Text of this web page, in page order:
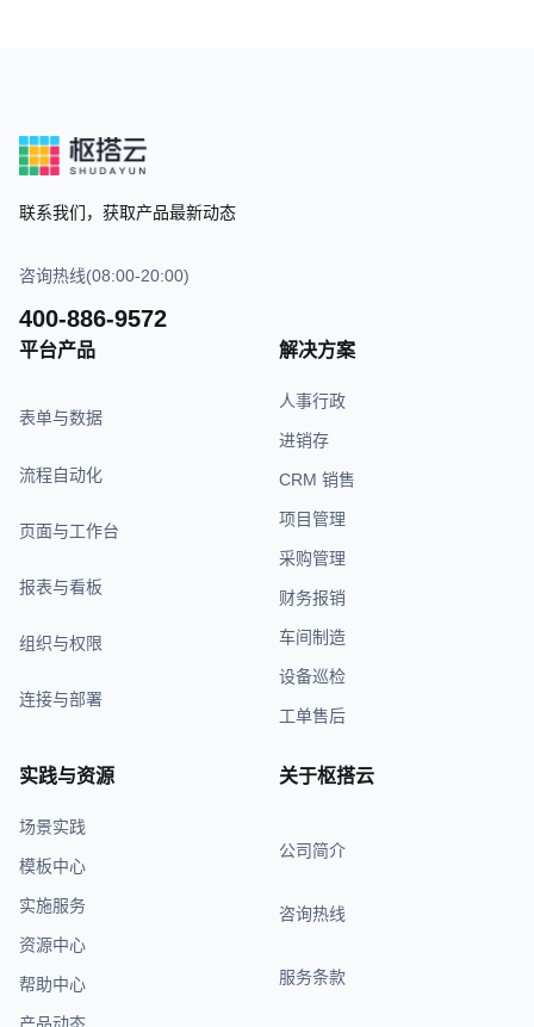
联系我们，获取产品最新动态
咨询热线(08:00-20:00)
400-886-9572
平台产品
表单与数据
流程自动化
页面与工作台
报表与看板
组织与权限
连接与部署
解决方案
人事行政
进销存
CRM 销售
项目管理
采购管理
财务报销
车间制造
设备巡检
工单售后
实践与资源
场景实践
模板中心
实施服务
资源中心
帮助中心
关于枢搭云
公司简介
咨询热线
服务条款